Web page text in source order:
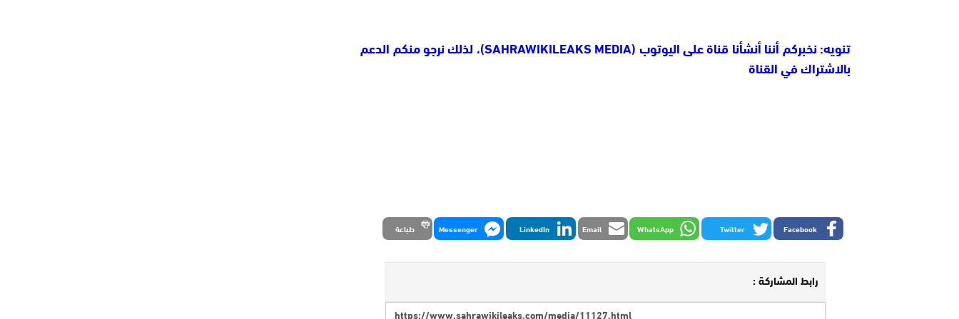
تنويه: نخبركم أننا أنشأنا قناة على اليوتوب (SAHRAWIKILEAKS MEDIA)، لذلك نرجو منكم الدعم
بالاشتراك في القناة
Facebook
Twitter
WhatsApp
Email
LinkedIn
Messenger طباعة
رابط المشاركة :